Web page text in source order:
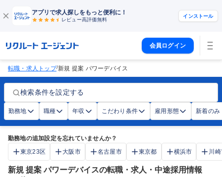
アプリで求人探しをもっと便利に！
レビュー高評価無料
インストール
会員ログイン
転職・求人トップ/新規 提案 パワーデバイス
検索条件を設定する
勤務地 職種 年収 こだわり条件 雇用形態 新着のみ
勤務地の追加設定を忘れていませんか？
東京23区
大阪市 名古屋市 東京都 横浜市 川
新規 提案 パワーデバイスの転職・求人・中途採用情報